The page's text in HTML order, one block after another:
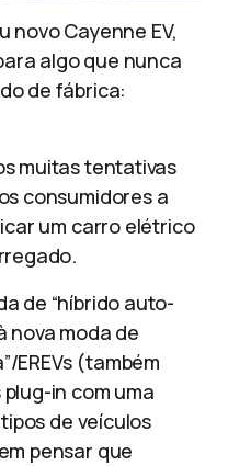
novo Cayenne EV,
algo que nunca
de fábrica:
muitas tentativas
consumidores a
um carro elétrico
de “híbrido auto-
nova moda de
EREVs (também
in com uma
de veículos
pensar que